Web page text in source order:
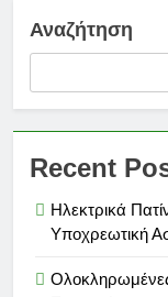
Αναζήτηση
Recent
Ηλεκτρικά
Υποχρεωτική
Ολοκληρωμένες